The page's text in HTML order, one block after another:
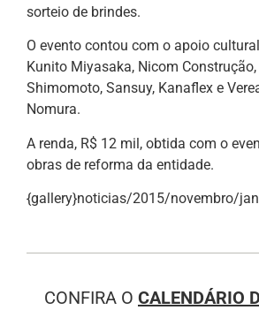
sorteio de brindes.
O evento contou com o apoio
Kunito Miyasaka, Nicom
Shimomoto, Sansuy, Kanaflex e
Nomura.
A renda, R$ 12 mil, obtida com o
obras de reforma da entidade.
{gallery}noticias/2015/novembro/
CONFIRA O CALENDÁRIO